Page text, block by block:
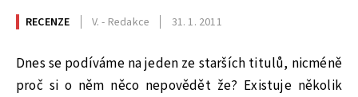
RECENZE V. - Redakce 31. 1. 2011
Dnes se podíváme na jeden ze starších titulů, nicméně
proč si o něm něco nepovědět že? Existuje několik